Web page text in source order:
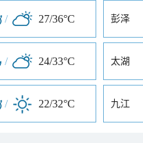
/ 27/36°C 彭泽
/ 24/33°C 太湖
/ 22/32°C 九江